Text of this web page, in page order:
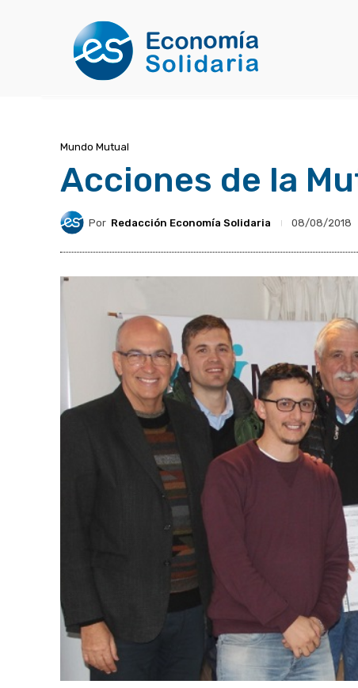
Mundo Mutual
Acciones de la
Por Redacción Economía Solidaria 08/08/2018